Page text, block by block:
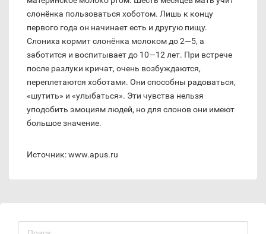
слонёнка пользоваться хоботом. Лишь к концу
первого года он начинает есть и другую пищу.
Слониха кормит слонёнка молоком до 2—5, а
заботится и воспитывает до 10—12 лет. При встрече
после разлуки кричат, очень возбуждаются,
переплетаются хоботами. Они способны радоваться,
«шутить» и «улыбаться». Эти чувства нельзя
уподобить эмоциям людей, но для слонов они имеют
большое значение.
Источник: www.apus.ru